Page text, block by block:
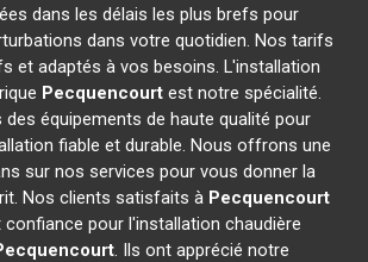
dans les délais les plus brefs pour
dans votre quotidien. Nos tarifs
et adaptés à vos besoins. L'installation
Pecquencourt est notre spécialité.
équipements de haute qualité pour
fiable et durable. Nous offrons une
sur nos services pour vous donner la
Nos clients satisfaits à Pecquencourt
pour l'installation chaudière
. Ils ont apprécié notre